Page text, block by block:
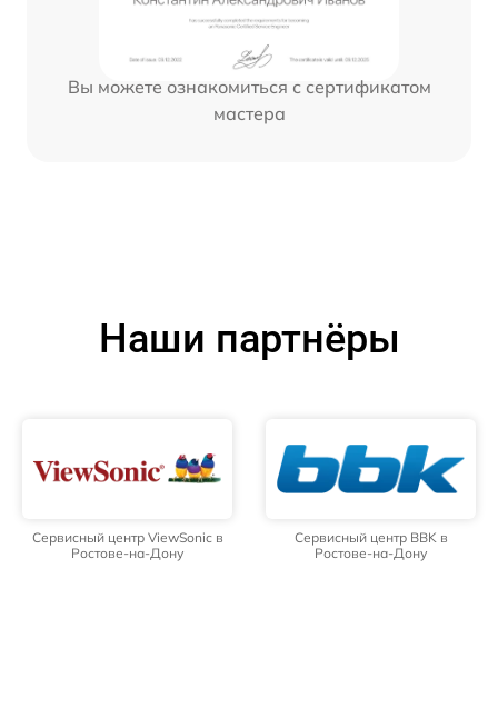
Вы можете ознакомиться с сертификатом
мастера
Наши партнёры
Сервисный центр ViewSonic в
Ростове-на-Дону
Сервисный центр BBK в
Ростове-на-Дону